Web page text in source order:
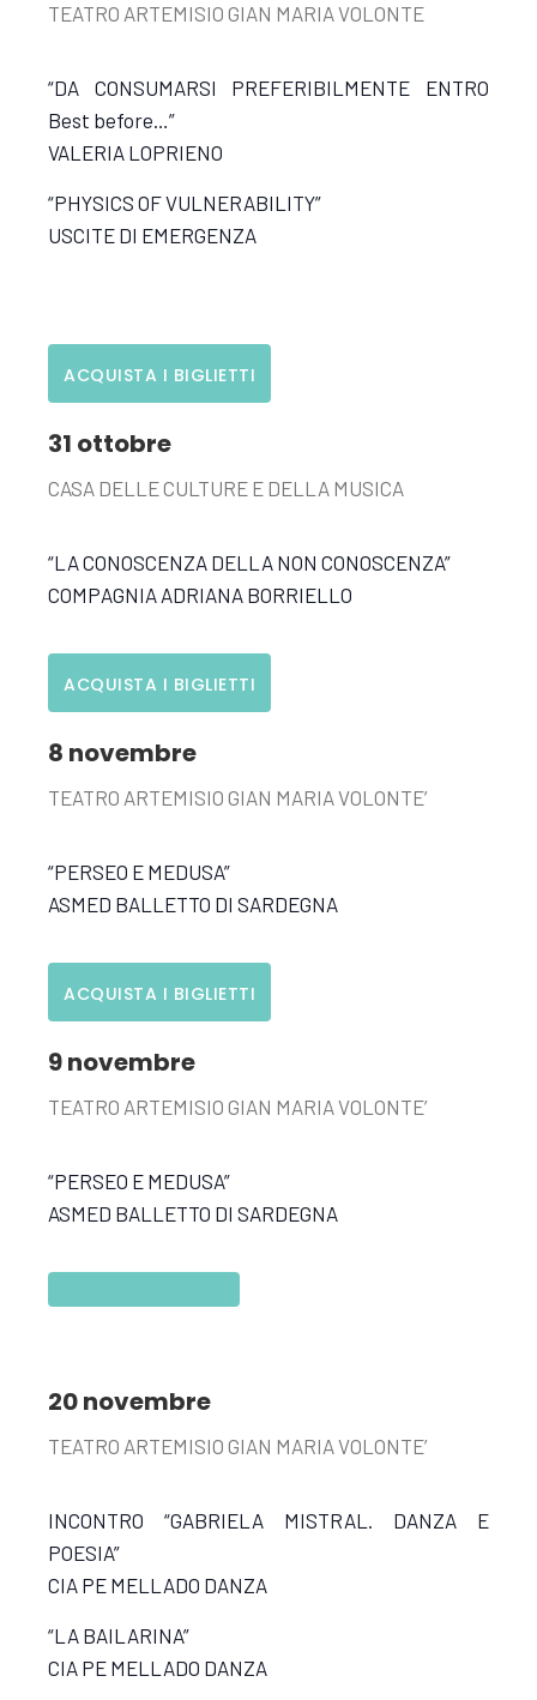
TEATRO ARTEMISIO GIAN MARIA VOLONTE
“DA CONSUMARSI PREFERIBILMENTE ENTRO
Best before…”
VALERIA LOPRIENO
“PHYSICS OF VULNERABILITY”
USCITE DI EMERGENZA
ACQUISTA I BIGLIETTI
31 ottobre
CASA DELLE CULTURE E DELLA MUSICA
“LA CONOSCENZA DELLA NON CONOSCENZA”
COMPAGNIA ADRIANA BORRIELLO
ACQUISTA I BIGLIETTI
8 novembre
TEATRO ARTEMISIO GIAN MARIA VOLONTE’
“PERSEO E MEDUSA”
ASMED BALLETTO DI SARDEGNA
ACQUISTA I BIGLIETTI
9 novembre
TEATRO ARTEMISIO GIAN MARIA VOLONTE’
“PERSEO E MEDUSA”
ASMED BALLETTO DI SARDEGNA
20 novembre
TEATRO ARTEMISIO GIAN MARIA VOLONTE’
INCONTRO “GABRIELA MISTRAL. DANZA E
POESIA”
CIA PE MELLADO DANZA
“LA BAILARINA”
CIA PE MELLADO DANZA